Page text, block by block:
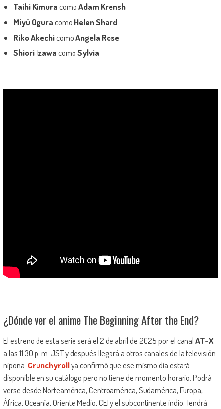
Taihi KimuracomoAdam Krensh
Miyū Oguracomo Helen Shard
Riko AkechicomoAngela Rose
Shiori IzawacomoSylvia
¿Dónde ver el anime The Beginning After the End?
El estreno de esta serie será el 2 de abril de 2025 por el canalAT-X
a las 11:30 p. m. JST y después llegará a otros canales de la televisión
nipona. Crunchyrollya confirmó que ese mismo día estará
disponible en su catálogo pero no tiene de momento horario. Podrá
verse desde Norteamérica, Centroamérica, Sudamérica, Europa,
África, Oceanía, Oriente Medio, CEI y el subcontinente indio. Tendrá